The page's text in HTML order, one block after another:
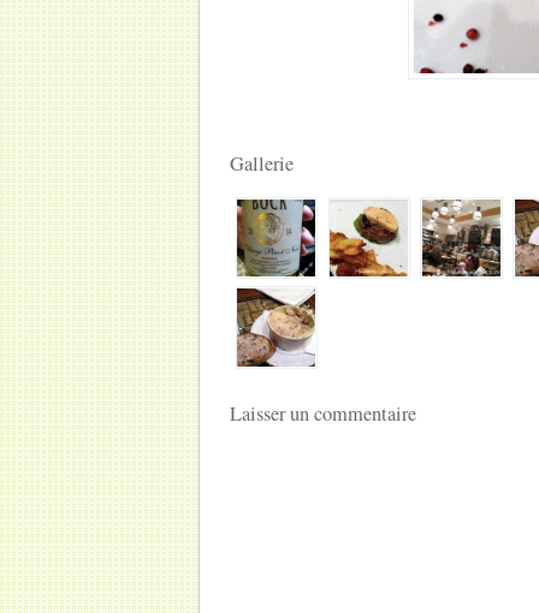
Gallerie
Laisser un commentaire